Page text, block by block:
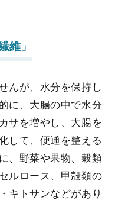
維」
んが、水分を保持し
に、大腸の中で水分
サを増やし、大腸を
して、便通を整える
、野菜や果物、穀類
ルロース、甲殻類の
キトサンなどがあり